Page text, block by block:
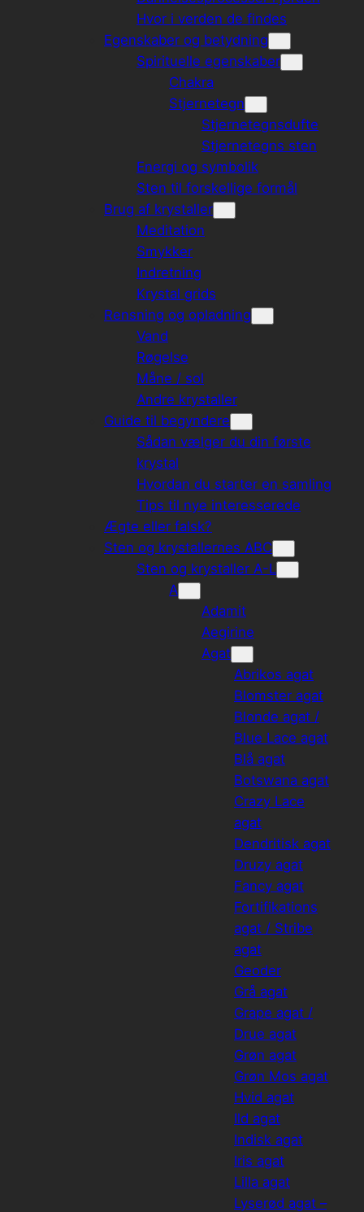
Hvor i verden de findes
Egenskaber og betydning
Spirituelle egenskaber
Chakra
Stjernetegn
Stjernetegnsdufte
Stjernetegns sten
Energi og symbolik
Sten til forskellige formål
Brug af krystaller
Meditation
Smykker
Indretning
Krystal grids
Rensning og opladning
Vand
Røgelse
Måne / sol
Andre krystaller
Guide til begyndere
Sådan vælger du din første
krystal
Hvordan du starter en samling
Tips til nye interesserede
Ægte eller falsk?
Sten og krystallernes ABC
Sten og krystaller A-L
A
Adamit
Aegirine
Agat
Abrikos agat
Blomster agat
Blonde agat /
Blue Lace agat
Blå agat
Botswana agat
Crazy Lace
agat
Dendritisk agat
Druzy agat
Fancy agat
Fortifikations
agat / Stribe
agat
Geoder
Grå agat
Grape agat /
Drue agat
Grøn agat
Grøn Mos agat
Hvid agat
Ild agat
Indisk agat
Iris agat
Lilla agat
Lyserød agat –